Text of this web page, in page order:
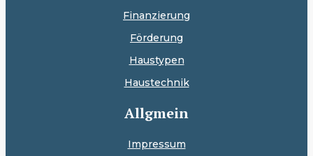
Finanzierung
Förderung
Haustypen
Haustechnik
Allgmein
Impressum